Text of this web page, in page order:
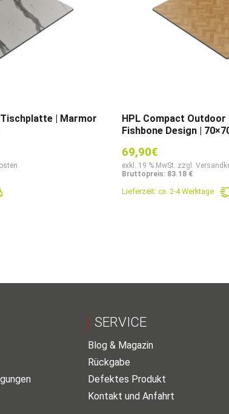
| Marmor
HPL Compact
Fishbone Design |
69,90€
exkl. 19 % MwSt. zzgl.
Bruttopreis: 83.18 €
Lieferzeit: ca. 2-4 Werktage
SERVICE
Blog & Magazin
Rückgabe
Defektes Produkt
Kontakt und Anfahrt